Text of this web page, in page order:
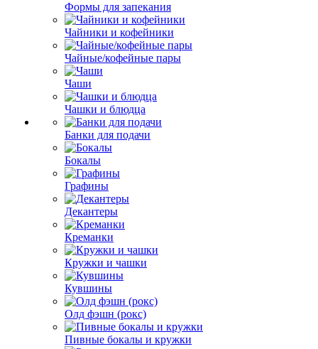
Формы для запекания
Чайники и кофейники
Чайные/кофейные пары
Чаши
Чашки и блюдца
Банки для подачи
Бокалы
Графины
Декантеры
Креманки
Кружки и чашки
Кувшины
Олд фэшн (рокс)
Пивные бокалы и кружки